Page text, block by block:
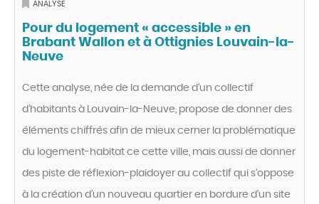
ANALYSE
Pour du logement « accessible » en
Brabant Wallon et à Ottignies Louvain-la-
Neuve
Cette analyse, née de la demande d’un collectif
d’habitants à Louvain-la-Neuve, propose de donner des
éléments chiffrés afin de mieux cerner la problématique
du logement-habitat ce cette ville, mais aussi de donner
des piste de réflexion-plaidoyer au collectif qui s’oppose
à la création d’un nouveau quartier en bordure d’un site